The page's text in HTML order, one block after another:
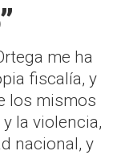
me ha
fiscalía, y
los mismos
la violencia,
nacional, y